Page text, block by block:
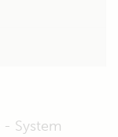
System